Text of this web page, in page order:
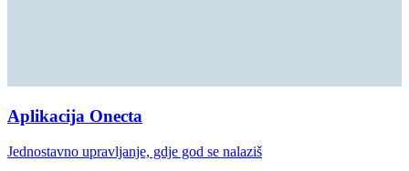
Aplikacija Onecta
Jednostavno upravljanje, gdje god se nalaziš